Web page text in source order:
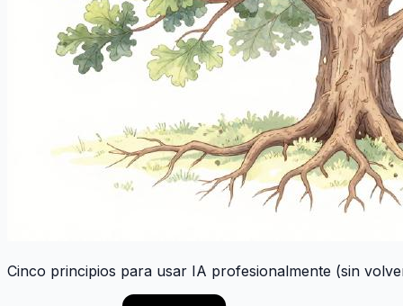
Cinco principios para usar IA profesionalmente (sin